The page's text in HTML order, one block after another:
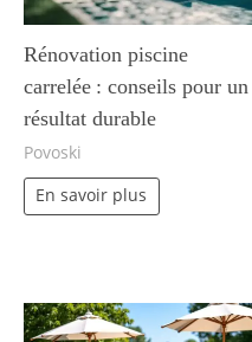
Rénovation piscine
carrelée : conseils pour un
résultat durable
Povoski
En savoir plus